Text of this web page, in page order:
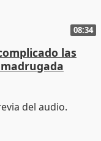
08:34
las